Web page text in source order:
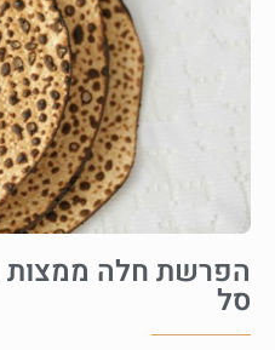
הפרשת חלה ממצות
סל